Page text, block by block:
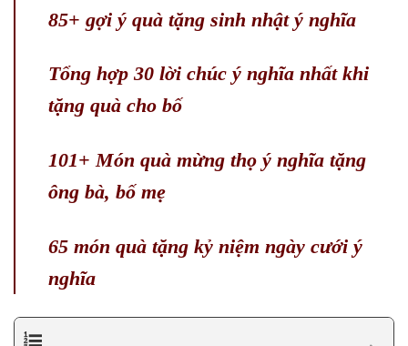
85+ gợi ý quà tặng sinh nhật ý nghĩa
Tổng hợp 30 lời chúc ý nghĩa nhất khi
tặng quà cho bố
101+ Món quà mừng thọ ý nghĩa tặng
ông bà, bố mẹ
65 món quà tặng kỷ niệm ngày cưới ý
nghĩa